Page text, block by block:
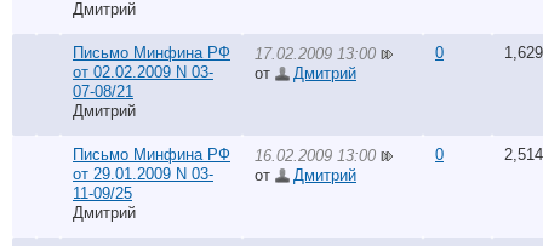
Дмитрий
Письмо Минфина РФ
от 02.02.2009 N 03-
07-08/21
Дмитрий
17.02.2009 13:00
от
Дмитрий
0 1,629
Письмо Минфина РФ
от 29.01.2009 N 03-
11-09/25
Дмитрий
16.02.2009 13:00
от
Дмитрий
0 2,514